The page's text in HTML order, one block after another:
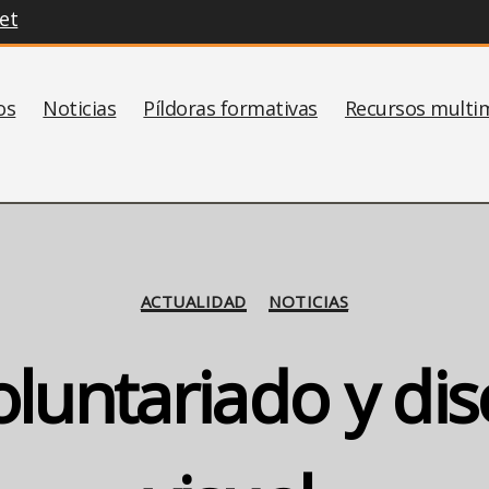
Noticias Píldoras formativas Recursos
Categorías
ACTUALIDAD NOTICIAS
y